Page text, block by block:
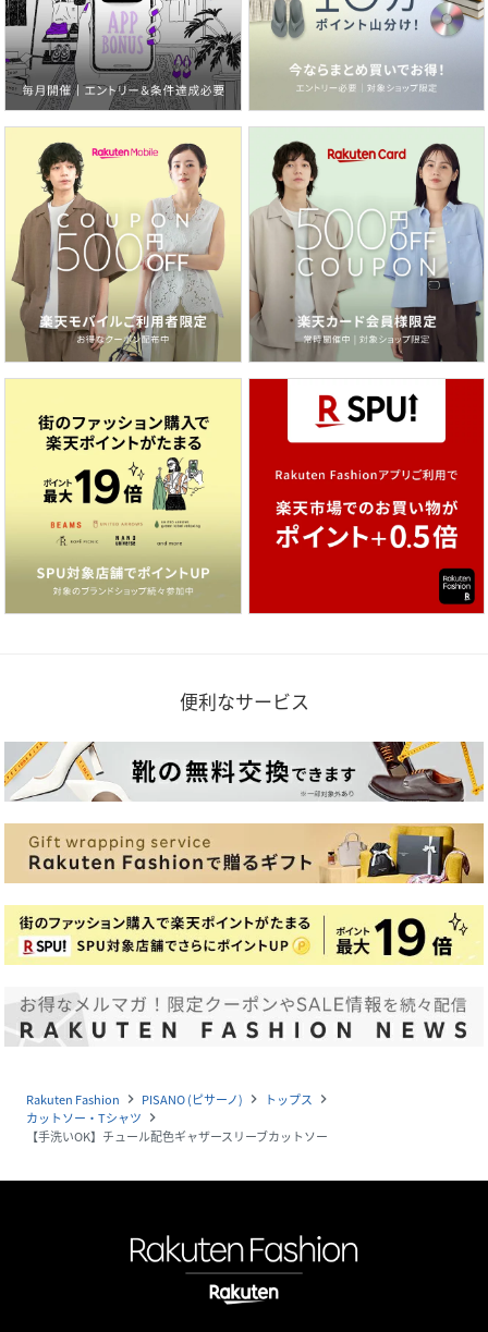
便利なサービス
Rakuten Fashion navigate_next PISANO (ピサーノ) navigate_next トップス navigate_next
カットソー・Tシャツ navigate_next
【手洗いOK】チュール配色ギャザースリーブカットソー